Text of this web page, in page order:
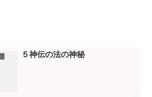
５神伝の法の神秘